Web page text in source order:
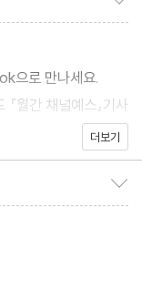
으로 만나세요.
월간 채널예스』기사
더보기